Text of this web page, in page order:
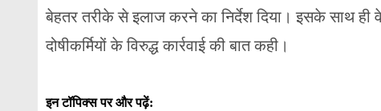
बेहतर तरीके से इलाज करने का निर्देश दिया। इसके साथ ही वे
दोषीकर्मियों के विरुद्ध कार्रवाई की बात कही।
इन टॉपिक्स पर और पढ़ें: